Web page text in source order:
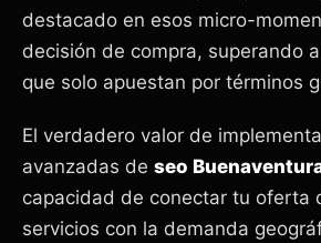
destacado en esos micro-
decisión de compra, superando
que solo apuestan por términos
El verdadero valor de
avanzadas de seo
capacidad de conectar tu oferta
servicios con la demanda